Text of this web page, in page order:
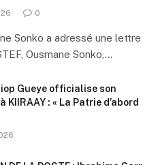
0
Sonko a adressé une lettre
Ousmane Sonko,…
Gueye officialise son
KIIRAAY : « La Patrie d’abord